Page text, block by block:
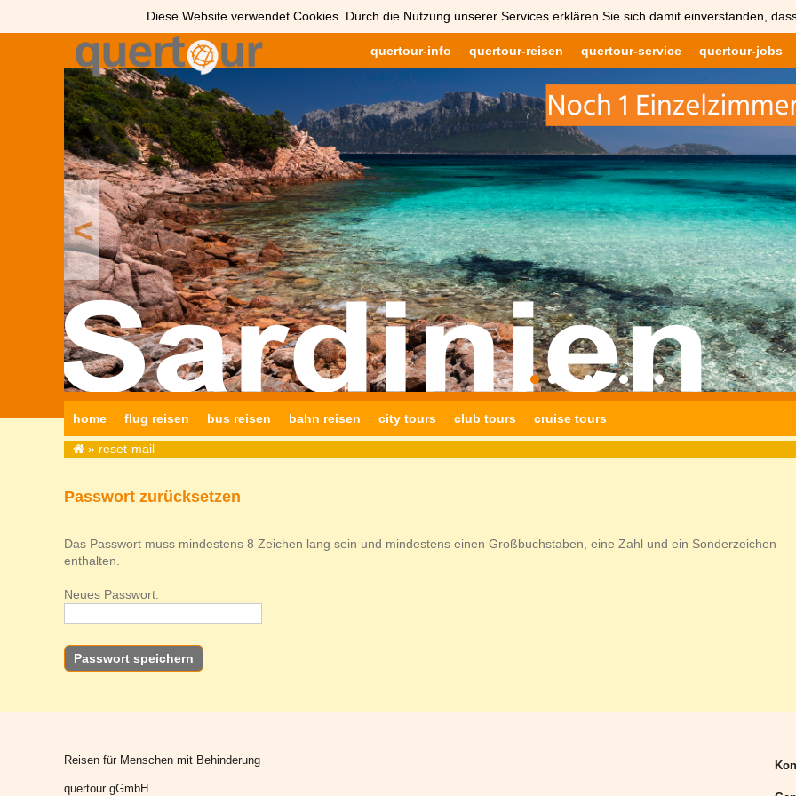
Diese Website verwendet Cookies. Durch die Nutzung unserer Services erklären Sie sich damit einverstanden,
quertour-info quertour-reisen quertour-service quertour-jobs
<
home flug reisen bus reisen bahn reisen city tours club tours cruise tours
» reset-mail
Passwort zurücksetzen
Das Passwort muss mindestens 8 Zeichen lang sein und mindestens einen Großbuchstaben, eine Zahl und ein Sonderzeichen
enthalten.
Neues Passwort:
Reisen für Menschen mit Behinderung
quertour gGmbH